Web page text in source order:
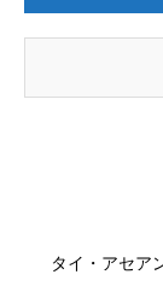
タイ・アセア